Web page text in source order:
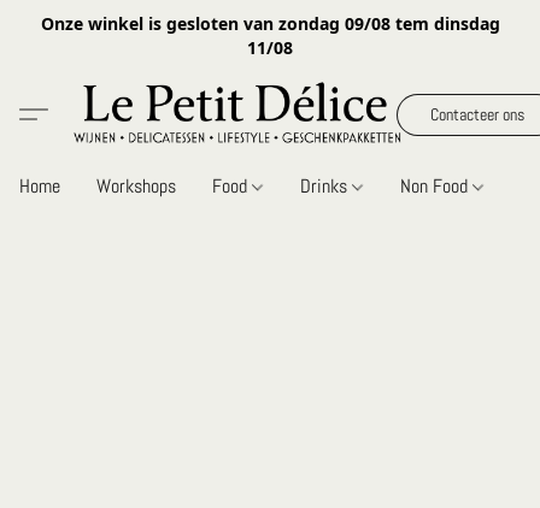
Onze winkel is gesloten van zondag 09/08 tem dinsdag
11/08
Contacteer ons
Home Workshops Food Drinks Non Food